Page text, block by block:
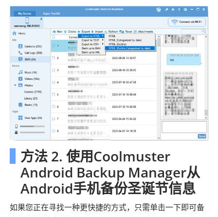
方法 2. 使用Coolmuster
Android Backup Manager从
Android手机备份圣诞节信息
如果您正在寻找一种更快捷的方式，只需单击一下即可备